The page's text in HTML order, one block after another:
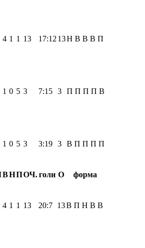
4 1 1 13 17:12 13Н В В В П
1 0 5 3 7:15 3 П П П П В
1 0 5 3 3:19 3 В П П П П
ВНПОЧ.голи О форма
4 1 1 13 20:7 13В П Н В В